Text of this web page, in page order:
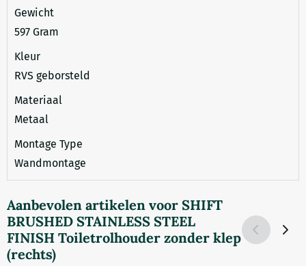
Gewicht
597 Gram
Kleur
RVS geborsteld
Materiaal
Metaal
Montage Type
Wandmontage
Aanbevolen artikelen voor SHIFT
BRUSHED STAINLESS STEEL
FINISH Toiletrolhouder zonder klep
(rechts)